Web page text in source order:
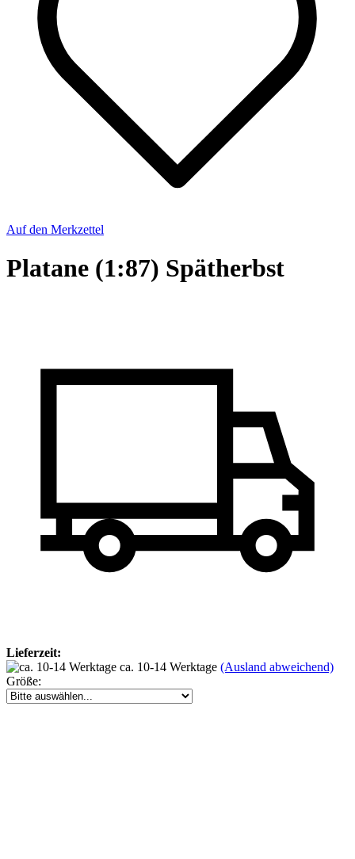
Auf den Merkzettel
Platane (1:87) Spätherbst
Lieferzeit:
ca. 10-14 Werktage (Ausland abweichend)
Größe: